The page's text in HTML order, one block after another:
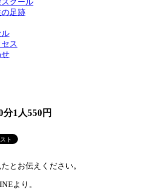
クール
の足跡
ル
ス
せ
1人550円
とお伝えください。
より。